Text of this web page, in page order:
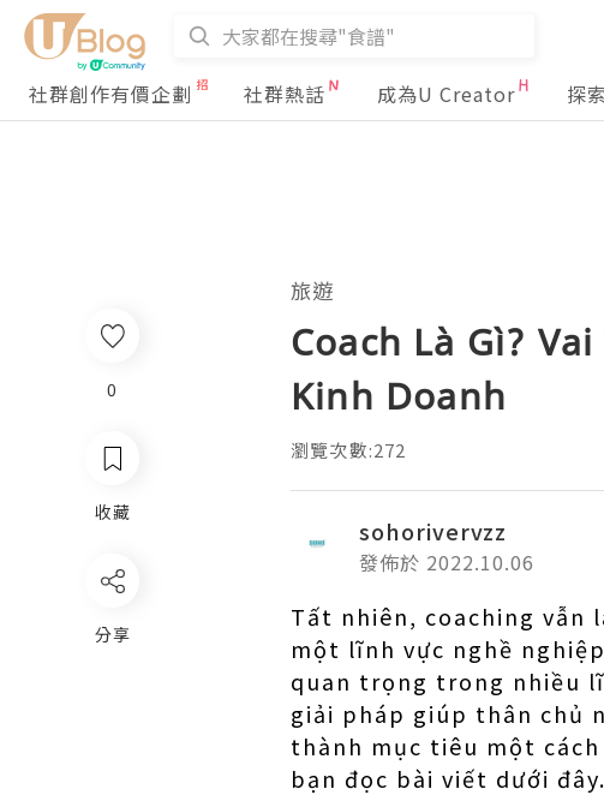
社群創作有價企劃
社群熱話 成為U Creator 探索
0
收藏
分享
旅遊
Coach Là Gì?
Kinh Doanh
瀏覽次數:272
sohorivervzz
發佈於 2022.10.06
Tất nhiên, coaching vẫn
một lĩnh vực nghề
quan trọng trong nhiều
giải pháp giúp thân chủ
thành mục tiêu một
bạn đọc bài viết dưới đây.